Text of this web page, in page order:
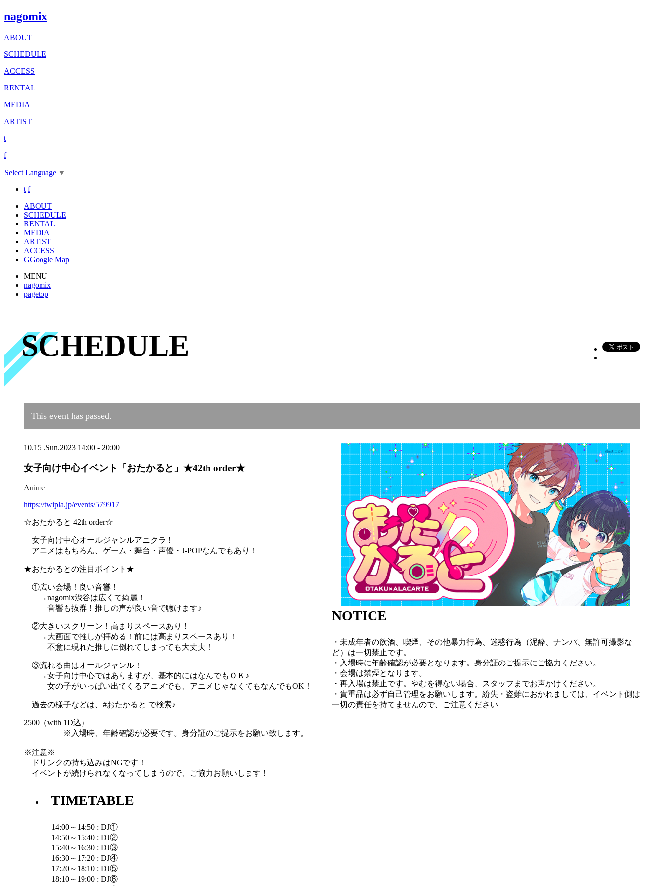
nagomix
ABOUT
SCHEDULE
ACCESS
RENTAL
MEDIA
ARTIST
t
f
Select Language ▼
t f
ABOUT
SCHEDULE
RENTAL
MEDIA
ARTIST
ACCESS
GGoogle Map
MENU
nagomix
pagetop
SCHEDULE
This event has passed.
10.15 .Sun.2023 14:00 - 20:00
女子向け中心イベント「おたかると」★42th order★
Anime
https://twipla.jp/events/579917
☆おたかると 42th order☆
女子向け中心オールジャンルアニクラ！
アニメはもちろん、ゲーム・舞台・声優・J-POPなんでもあり！
★おたかるとの注目ポイント★
①広い会場！良い音響！
→nagomix渋谷は広くて綺麗！
音響も抜群！推しの声が良い音で聴けます♪
②大きいスクリーン！高まりスペースあり！
→大画面で推しが拝める！前には高まりスペースあり！
不意に現れた推しに倒れてしまっても大丈夫！
③流れる曲はオールジャンル！
→女子向け中心ではありますが、基本的にはなんでもＯＫ♪
女の子がいっぱい出てくるアニメでも、アニメじゃなくてもなんでもOK！
過去の様子などは、#おたかると で検索♪
2500（with 1D込）
※入場時、年齢確認が必要です。身分証のご提示をお願い致します。
※注意※
ドリンクの持ち込みはNGです！
イベントが続けられなくなってしまうので、ご協力お願いします！
TIMETABLE
14:00～14:50 : DJ①
14:50～15:40 : DJ②
15:40～16:30 : DJ③
16:30～17:20 : DJ④
17:20～18:10 : DJ⑤
18:10～19:00 : DJ⑥
NOTICE
・未成年者の飲酒、喫煙、その他暴力行為、迷惑行為（泥酔、ナンパ、無許可撮影な
ど）は一切禁止です。
・入場時に年齢確認が必要となります。身分証のご提示にご協力ください。
・会場は禁煙となります。
・再入場は禁止です。やむを得ない場合、スタッフまでお声かけください。
・貴重品は必ず自己管理をお願いします。紛失・盗難におかれましては、イベント側は
一切の責任を持てませんので、ご注意ください